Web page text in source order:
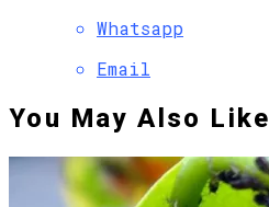
Whatsapp
Email
You May Also Like